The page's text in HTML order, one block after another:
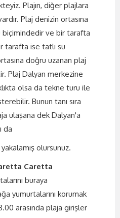
Plajın, diğer plajlara
Plaj denizin ortasına
biçimindedir ve bir tarafta
tarafta ise tatlı su
doğru uzanan plaj
Plaj Dalyan merkezine
olsa da tekne turu ile
Bunun tanı sıra
ulaşana dek Dalyan'a
da
olursunuz.
Caretta
buraya
yumurtalarını korumak
arasında plaja girişler